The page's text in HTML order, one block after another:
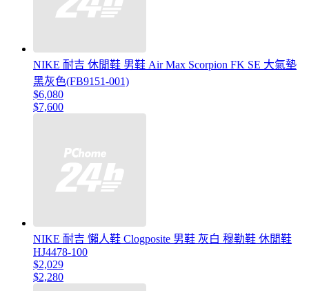
NIKE 耐吉 休閒鞋 男鞋 Air Max Scorpion FK SE 大氣墊
黑灰色(FB9151-001)
$6,080
$7,600
NIKE 耐吉 懶人鞋 Clogposite 男鞋 灰白 穆勒鞋 休閒鞋
HJ4478-100
$2,029
$2,280